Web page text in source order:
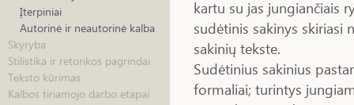
Įterpiniai
Autorinė ir neautorinė kalba
Skyryba
Stilistika ir retorikos pagrindai
Teksto kūrimas
Kalbos tiriamojo darbo etapai
kartu su jas jungiančiais
sudėtinis sakinys skiriasi
sakinių tekste.
Sudėtinius sakinius
formaliai; turintys